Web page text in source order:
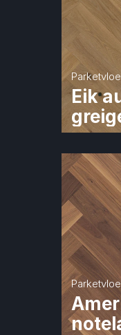
Eik